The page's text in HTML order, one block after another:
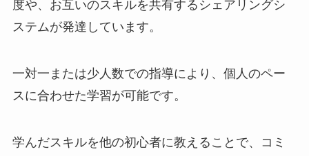
度や、お互いのスキルを共有するシェアリングシ
ステムが発達しています。
一対一または少人数での指導により、個人のペー
スに合わせた学習が可能です。
学んだスキルを他の初心者に教えることで、コミ